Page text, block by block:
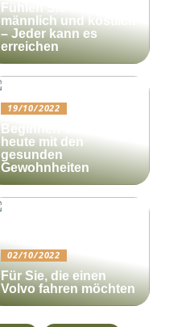
Fühlen Sie sich
männlich und köstlich
– Jeder kann es
erreichen
19/10/2022
Beginnen Sie noch
heute mit den
gesunden
Gewohnheiten
02/10/2022
Für Sie, die einen
Volvo fahren möchten